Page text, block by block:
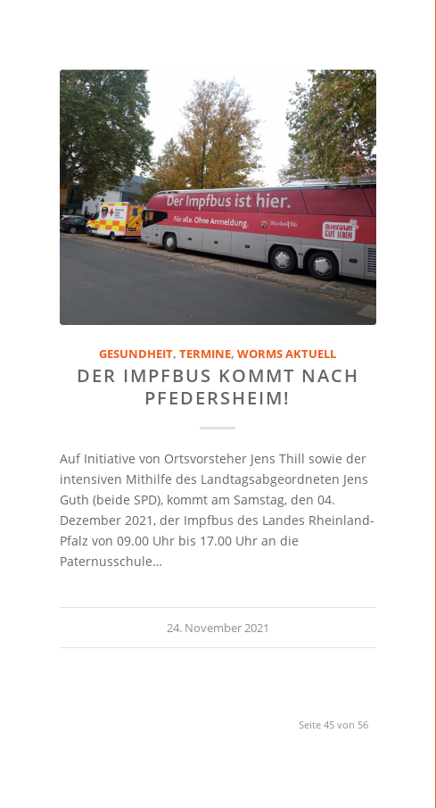
GESUNDHEIT,TERMINE,WORMS AKTUELL
DER IMPFBUS KOMMT NACH
PFEDERSHEIM!
Auf Initiative von Ortsvorsteher Jens Thill sowie der
intensiven Mithilfe des Landtagsabgeordneten Jens
Guth (beide SPD), kommt am Samstag, den 04.
Dezember 2021, der Impfbus des Landes Rheinland-
Pfalz von 09.00 Uhr bis 17.00 Uhr an die
Paternusschule…
24. November 2021
Seite 45 von 56